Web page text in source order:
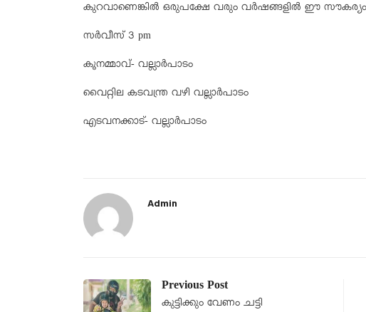
കുറവാണെങ്കിൽ ഒരുപക്ഷേ വരും വർഷങ്ങളിൽ ഈ സൗകര്യം
സർവീസ് 3 pm
കൂനമ്മാവ്- വല്ലാർപാടം
വൈറ്റില കടവന്ത്ര വഴി വല്ലാർപാടം
എടവനക്കാട്- വല്ലാർപാടം
Admin
Previous Post
കുട്ടിക്കും വേണം ചട്ടി